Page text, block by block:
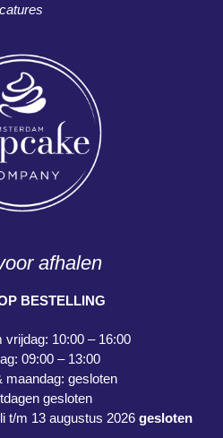
afhalen
BESTELLING
vrijdag: 10:00 – 16:00
09:00 – 13:00
maandag: gesloten
gesloten
t/m 13 augustus 2026 gesloten